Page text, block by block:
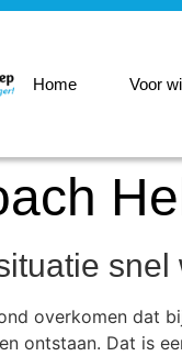
Home Voor
snel
overkomen dat
ontstaan. Dat is